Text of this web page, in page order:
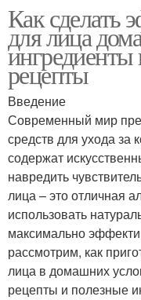
Как сделать
для лица
рецепты
Введение
Современный мир
средств для ухода за
содержат
навредить
лица – это отличная
использовать
максимально
рассмотрим, как
лица в домашних
рецепты и полезные